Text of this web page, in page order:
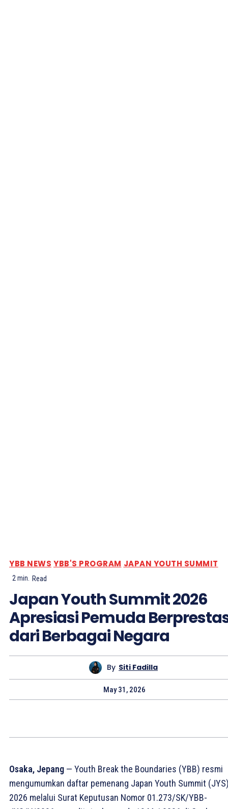
YBB NEWS YBB'S PROGRAM JAPAN YOUTH SUMMIT
2min. Read
Japan Youth Summit 2026
Apresiasi Pemuda
dari Berbagai Negara
By Siti Fadilla
May 31, 2026
Osaka, Jepang — Youth Break the Boundaries (YBB) resmi
mengumumkan daftar pemenang Japan Youth Summit
2026 melalui Surat Keputusan Nomor 01.273/SK/YBB-